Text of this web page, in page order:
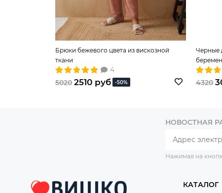
Брюки бежевого цвета из вискозной
ткани
4
5020 2510 руб -50%
Черные
4320
НОВОСТНАЯ
Нажимая на
КАТАЛОГ